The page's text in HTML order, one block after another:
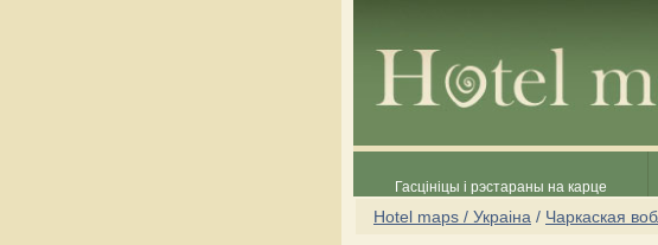
Гасцініцы і рэстараны на карце
Hotel maps / Украіна / Чаркаская